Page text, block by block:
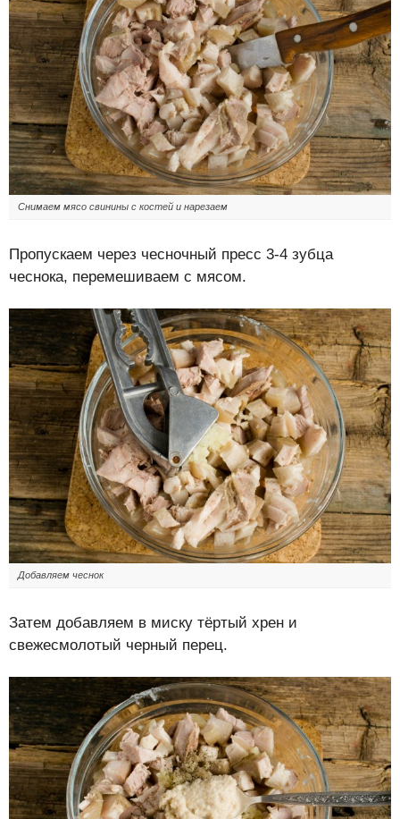
Снимаем мясо свинины с костей и нарезаем
Пропускаем через чесночный пресс 3-4 зубца
чеснока, перемешиваем с мясом.
Добавляем чеснок
Затем добавляем в миску тёртый хрен и
свежесмолотый черный перец.